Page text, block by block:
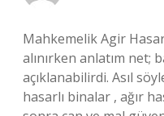
Mahkemelik Agir
alınırken anlatım net;
açıklanabilirdi. Asıl
hasarlı binalar , ağır